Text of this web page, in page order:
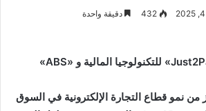
432 دقيقة واحدة
نمو قطاع التجارة الإلكترونية في السوق